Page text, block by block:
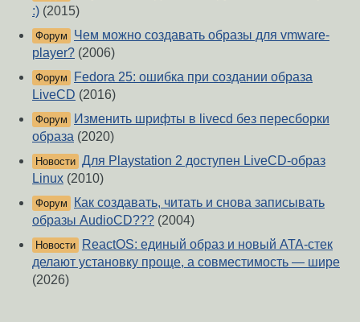
:) (2015)
Форум
Чем можно создавать образы для vmware-
player? (2006)
Форум
Fedora 25: ошибка при создании образа
LiveCD (2016)
Форум
Изменить шрифты в livecd без пересборки
образа (2020)
Новости Для Playstation 2 доступен LiveCD-образ
Linux (2010)
Форум
Как создавать, читать и снова записывать
образы AudioCD??? (2004)
Новости
ReactOS: единый образ и новый ATA-стек
делают установку проще, а совместимость — шире
(2026)